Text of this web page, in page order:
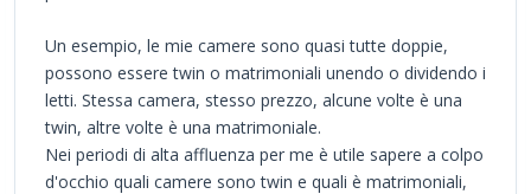
Un esempio, le mie camere sono quasi tutte doppie,
possono essere twin o matrimoniali unendo o dividendo i
letti. Stessa camera, stesso prezzo, alcune volte è una
twin, altre volte è una matrimoniale.
Nei periodi di alta affluenza per me è utile sapere a colpo
d'occhio quali camere sono twin e quali è matrimoniali,